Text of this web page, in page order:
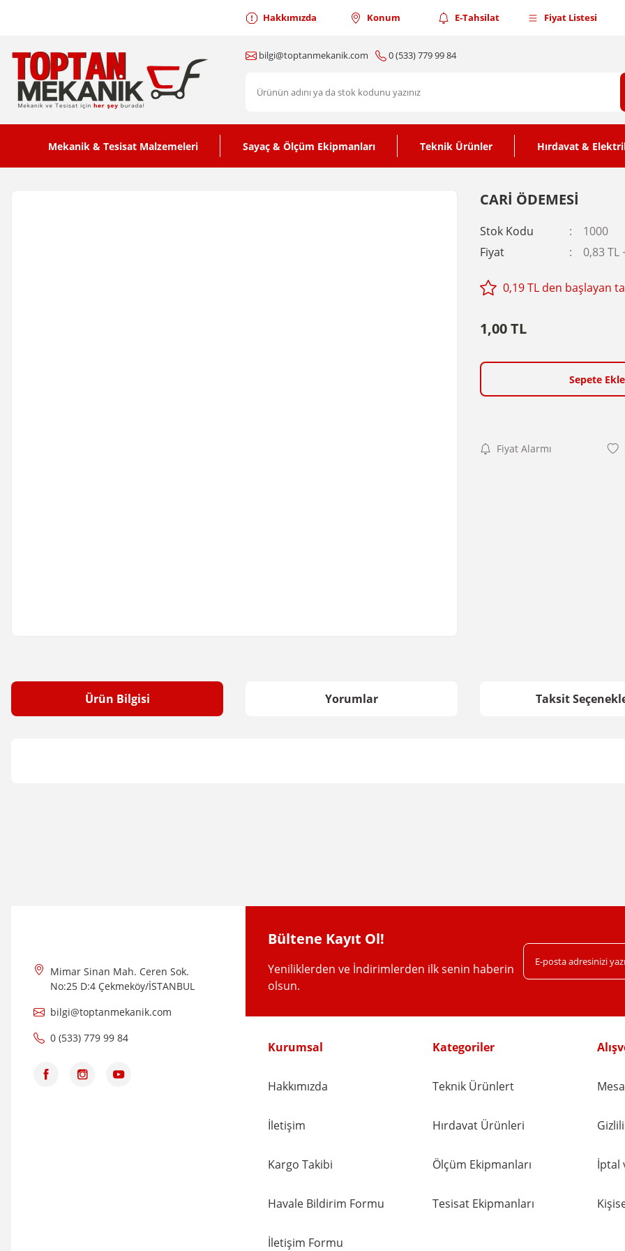
Hakkımızda Konum E-Tahsilat Fiyat Listesi
bilgi@toptanmekanik.com 0 (533) 779 99 84
Mekanik & Tesisat Malzemeleri Sayaç & Ölçüm Ekipmanları Teknik Ürünler Hırdavat &
CARİ ÖDEMESİ
Stok Kodu
1000
Fiyat
0,83 TL
0,19 TL den başlayan
1,00 TL
Sepete Ekle
Fiyat Alarmı
Ürün Bilgisi Yorumlar Taksit
Mimar Sinan Mah. Ceren Sok.
No:25 D:4 Çekmeköy/İSTANBUL
bilgi@toptanmekanik.com
0 (533) 779 99 84
Bültene Kayıt Ol!
Yeniliklerden ve İndirimlerden ilk senin haberin
olsun.
Kurumsal
Hakkımızda
İletişim
Kargo Takibi
Havale Bildirim Formu
İletişim Formu
Kategoriler
Teknik Ürünlert
Hırdavat Ürünleri
Ölçüm Ekipmanları
Tesisat Ekipmanları
İptal